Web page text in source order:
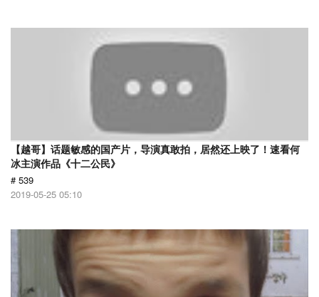
【越哥】话题敏感的国产片，导演真敢拍，居然还上映了！速看何
冰主演作品《十二公民》
# 539
2019-05-25 05:10